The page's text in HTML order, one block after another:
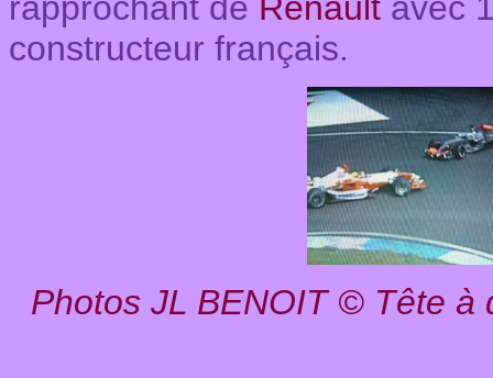
constructeur français.
Photos JL BENOIT © Tête à